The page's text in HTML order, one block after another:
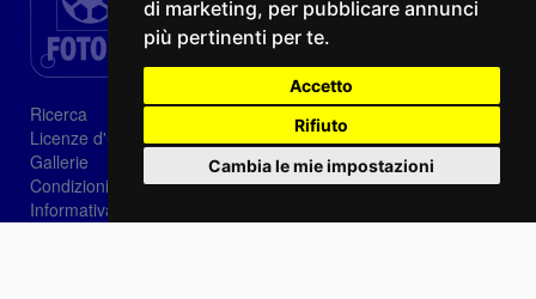
di marketing, per pubblicare annunci
più pertinenti per te.
Accetto
Rifiuto
Cambia le mie impostazioni
Ricerca
Licenze d'utilizzo
Gallerie
Condizioni di vendita
Informativa sui Cookie